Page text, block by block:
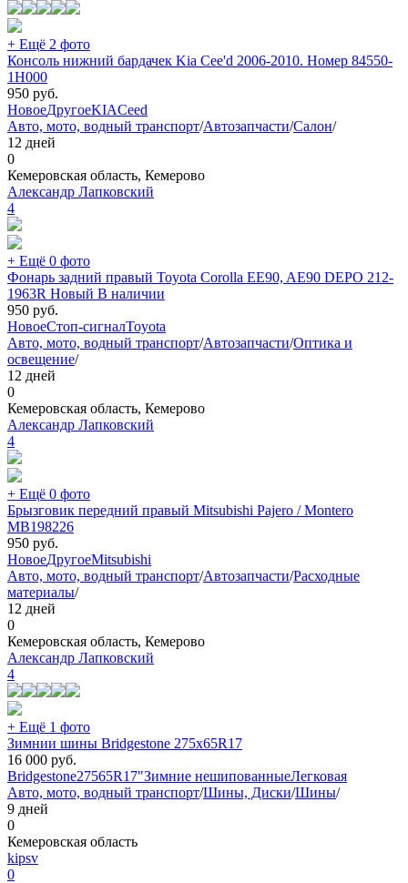
+ Ещё 2 фото
Консоль нижний бардачек Kia Cee'd 2006-2010. Номер 84550-
1H000
950 руб.
НовоеДругоеKIACeed
Авто, мото, водный транспорт/Автозапчасти/Салон/
12 дней
0
Кемеровская область, Кемерово
Александр Лапковский
4
+ Ещё 0 фото
Фонарь задний правый Toyota Corolla EE90, AE90 DEPO 212-
1963R Новый В наличии
950 руб.
НовоеСтоп-сигналToyota
Авто, мото, водный транспорт/Автозапчасти/Оптика и
освещение/
12 дней
0
Кемеровская область, Кемерово
Александр Лапковский
4
+ Ещё 0 фото
Брызговик передний правый Mitsubishi Pajero / Montero
MB198226
950 руб.
НовоеДругоеMitsubishi
Авто, мото, водный транспорт/Автозапчасти/Расходные
материалы/
12 дней
0
Кемеровская область, Кемерово
Александр Лапковский
4
+ Ещё 1 фото
Зимнии шины Bridgestone 275x65R17
16 000 руб.
Bridgestone27565R17"Зимние нешипованныеЛегковая
Авто, мото, водный транспорт/Шины, Диски/Шины/
9 дней
0
Кемеровская область
kipsv
0